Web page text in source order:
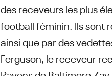
des receveurs les plus
football féminin. Ils sont
ainsi que par des
Ferguson, le receveur